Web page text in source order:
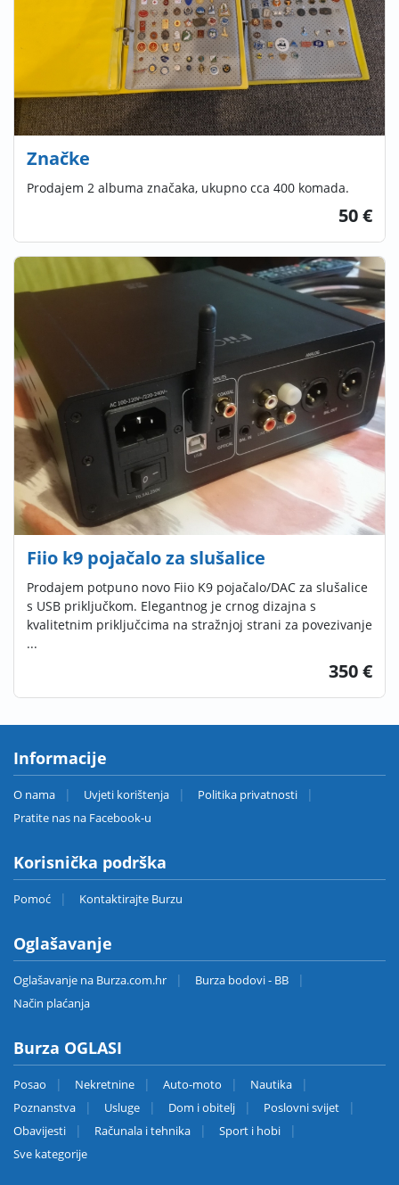
Značke
Prodajem 2 albuma značaka, ukupno cca 400 komada.
50 €
Fiio k9 pojačalo za slušalice
Prodajem potpuno novo Fiio K9 pojačalo/DAC za slušalice
s USB priključkom. Elegantnog je crnog dizajna s
kvalitetnim priključcima na stražnjoj strani za povezivanje
...
350 €
Informacije
O nama Uvjeti korištenja
Politika privatnosti
Pratite nas na Facebook-u
Korisnička podrška
Pomoć Kontaktirajte Burzu
Oglašavanje
Oglašavanje na Burza.com.hr
Burza bodovi - BB
Način plaćanja
Burza OGLASI
Posao Nekretnine Auto-moto
Nautika
Poznanstva
Usluge Dom i obitelj
Poslovni svijet
Obavijesti
Računala i tehnika
Sport i hobi
Sve kategorije